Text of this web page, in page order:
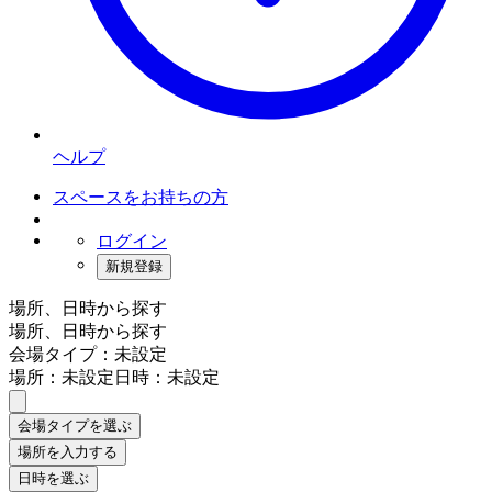
ヘルプ
スペースをお持ちの方
ログイン
新規登録
場所、日時から探す
場所、日時から探す
会場タイプ：未設定
場所：未設定日時：未設定
会場タイプを選ぶ
場所を入力する
日時を選ぶ